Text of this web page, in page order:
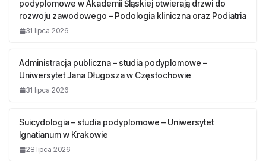
podyplomowe w Akademii Śląskiej otwierają drzwi do
rozwoju zawodowego – Podologia kliniczna oraz Podiatria
31 lipca 2026
Administracja publiczna – studia podyplomowe –
Uniwersytet Jana Długosza w Częstochowie
31 lipca 2026
Suicydologia – studia podyplomowe – Uniwersytet
Ignatianum w Krakowie
28 lipca 2026